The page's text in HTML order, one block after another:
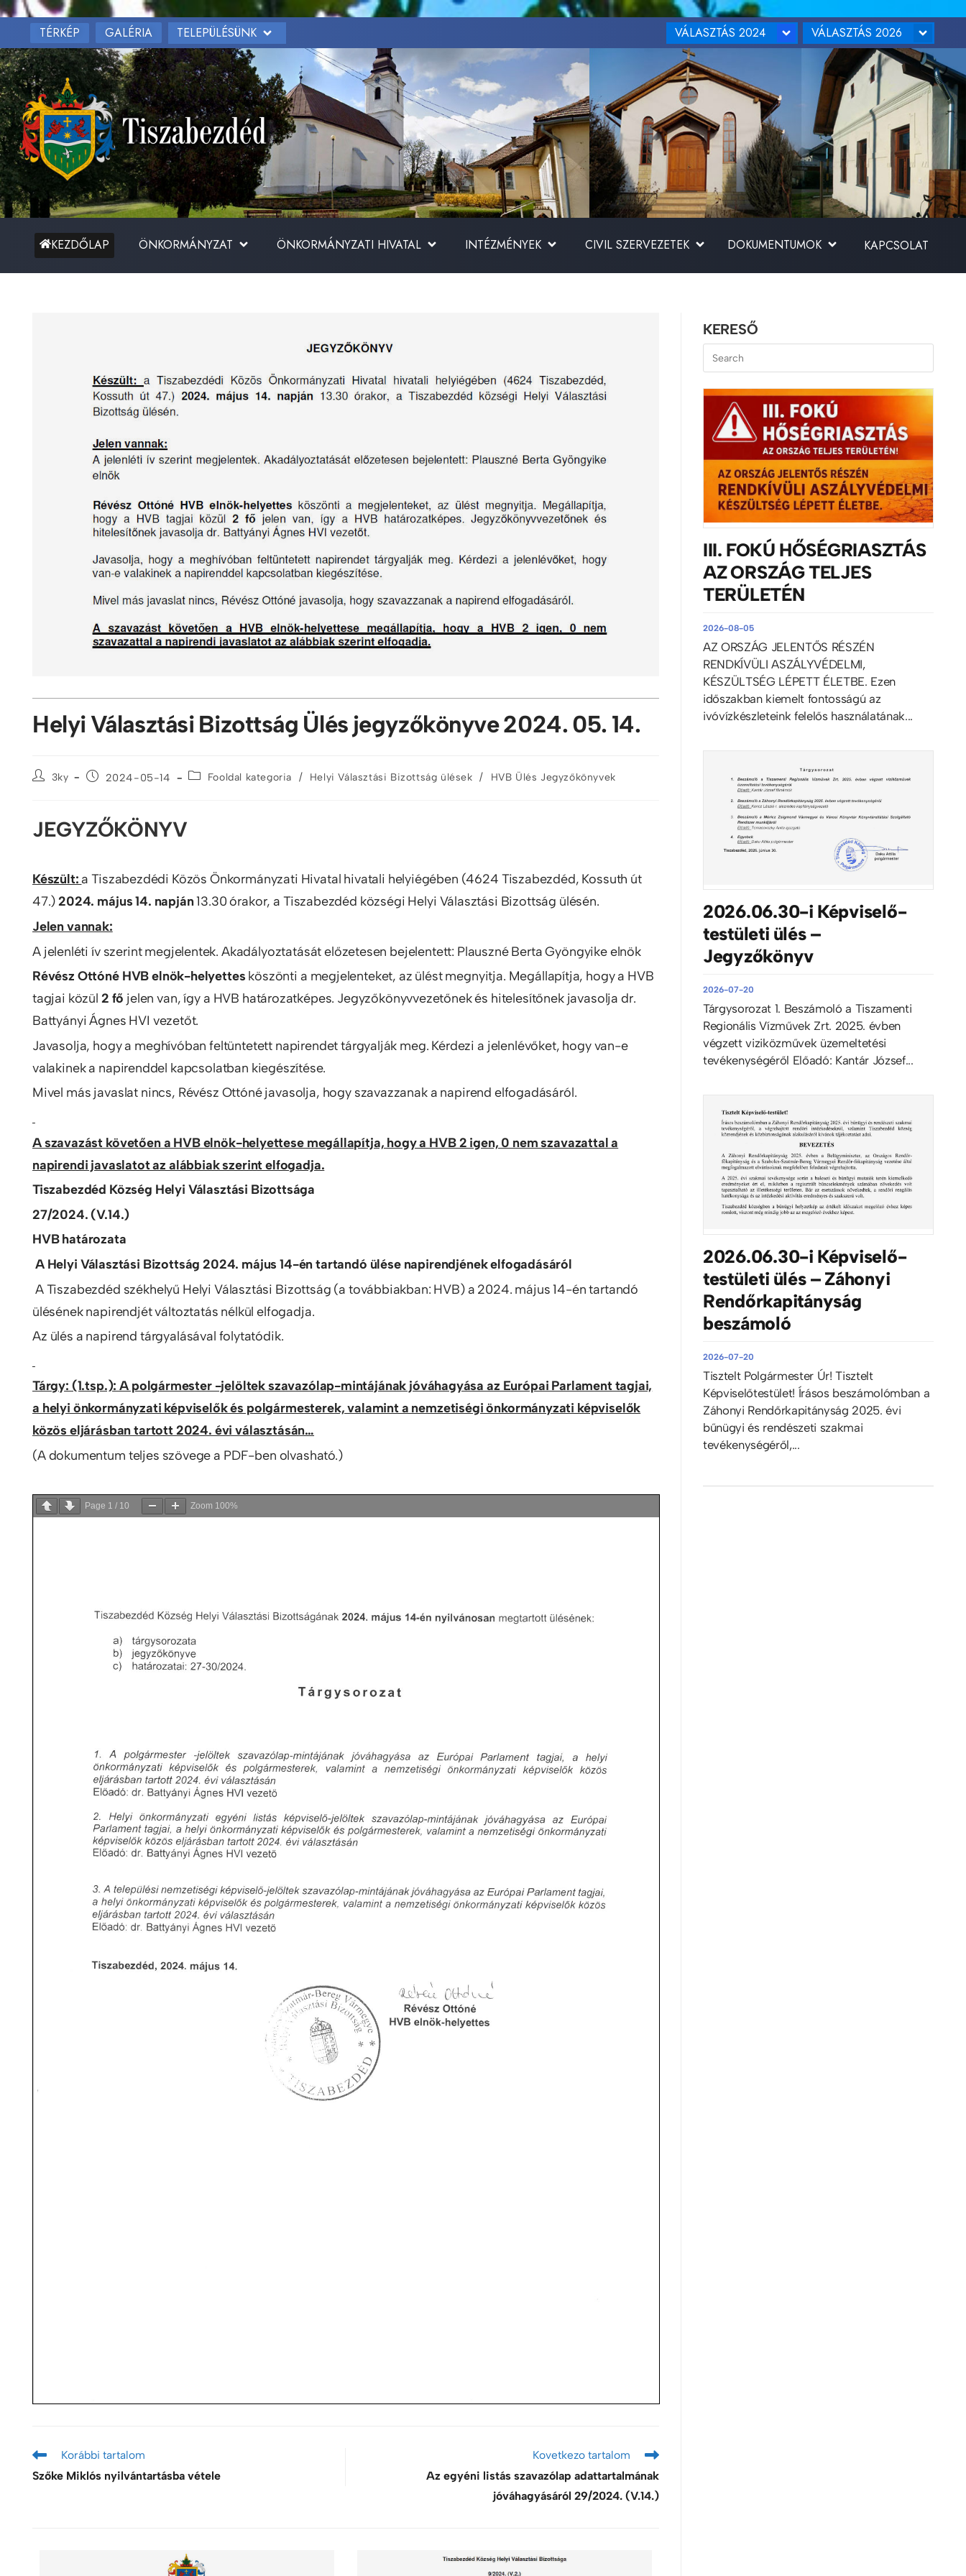
TÉRKÉP GALÉRIA TELEPÜLÉSÜNK VÁLASZTÁS 2024 VÁLASZTÁS 2026
KEZDŐLAP ÖNKORMÁNYZAT ÖNKORMÁNYZATI HIVATAL INTÉZMÉNYEK CIVIL SZERVEZETEK DOKUMENTUMOK KAPCSOLAT
Helyi Választási Bizottság Ülés jegyzőkönyve 2024. 05. 14.
3ky 2024-05-14 Fooldal kategoria / Helyi Választási Bizottság ülések / HVB Ülés Jegyzőkönyvek
JEGYZŐKÖNYV
Készült:a Tiszabezdédi Közös Önkormányzati Hivatal hivatali helyiégében (4624 Tiszabezdéd, Kossuth út
47.)2024. május 14. napján13.30 órakor, a Tiszabezdéd községi Helyi Választási Bizottság ülésén.
Jelen vannak:
A jelenléti ív szerint megjelentek. Akadályoztatását előzetesen bejelentett: Plauszné Berta Gyöngyike elnök
Révész Ottóné HVB elnök-helyettes köszönti a megjelenteket, az ülést megnyitja. Megállapítja, hogy a HVB
tagjai közül 2 fő jelen van, így a HVB határozatképes. Jegyzőkönyvvezetőnek és hitelesítőnek javasolja dr.
Battyányi Ágnes HVI vezetőt.
Javasolja, hogy a meghívóban feltüntetett napirendet tárgyalják meg. Kérdezi a jelenlévőket, hogy van-e
valakinek a napirenddel kapcsolatban kiegészítése.
Mivel más javaslat nincs, Révész Ottóné javasolja, hogy szavazzanak a napirend elfogadásáról.
A szavazást követően a HVB elnök-helyettese megállapítja, hogy a HVB 2 igen, 0 nem szavazattal a
napirendi javaslatot az alábbiak szerint elfogadja.
Tiszabezdéd Község Helyi Választási Bizottsága
27/2024. (V.14.)
HVB határozata
A Helyi Választási Bizottság 2024. május 14-én tartandó ülése napirendjének elfogadásáról
A Tiszabezdéd székhelyű Helyi Választási Bizottság (a továbbiakban: HVB) a 2024. május 14-én tartandó
ülésének napirendjét változtatás nélkül elfogadja.
Az ülés a napirend tárgyalásával folytatódik.
Tárgy: (1.tsp.): A polgármester -jelöltek szavazólap-mintájának jóváhagyása az Európai Parlament tagjai,
a helyi önkormányzati képviselők és polgármesterek, valamint a nemzetiségi önkormányzati képviselők
közös eljárásban tartott 2024. évi választásán…
(A dokumentum teljes szövege a PDF-ben olvasható.)
Page 1 / 10 Zoom 100%
Korábbi tartalom
Szőke Miklós nyilvántartásba vétele
Kovetkezo tartalom
Az egyéni listás szavazólap adattartalmának
jóváhagyásáról 29/2024. (V.14.)
KERESŐ
III. FOKÚ HŐSÉGRIASZTÁS
AZ ORSZÁG TELJES
TERÜLETÉN
2026-08-05
AZ ORSZÁG JELENTŐS RÉSZÉN
RENDKÍVÜLI ASZÁLYVÉDELMI,
KÉSZÜLTSÉG LÉPETT ÉLETBE. Ezen
időszakban kiemelt fontosságú az
ivóvízkészleteink felelős használatának...
2026.06.30-i Képviselő-
testületi ülés –
Jegyzőkönyv
2026-07-20
Tárgysorozat 1. Beszámoló a Tiszamenti
Regionális Vízművek Zrt. 2025. évben
végzett viziközművek üzemeltetési
tevékenységéről Előadó: Kantár József...
2026.06.30-i Képviselő-
testületi ülés – Záhonyi
Rendőrkapitányság
beszámoló
2026-07-20
Tisztelt Polgármester Úr! Tisztelt
Képviselőtestület! Írásos beszámolómban a
Záhonyi Rendőrkapitányság 2025. évi
bűnügyi és rendészeti szakmai
tevékenységéről,...